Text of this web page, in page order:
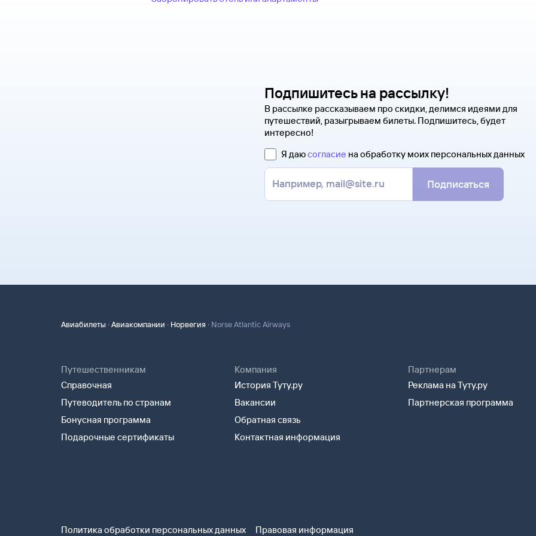
понадобится только паспорт.
Подпишитесь на рассылку!
В рассылке рассказываем про скидки, делимся идеями для
путешествий, разыгрываем билеты. Подпишитесь, будет
интересно!
Я даюсогласие на обработку моих персональных данных
Подписаться
Авиабилеты ·Авиакомпании · Норвегия · Norse Atlantic Airways
Путешественникам
Справочная
Путеводитель по странам
Бонусная программа
Подарочные сертификаты
Компания
История Туту.ру
Вакансии
Обратная связь
Контактная информация
Партнерам
Реклама на Туту.ру
Партнерская программа
Политика обработки персональных данных Правовая информация